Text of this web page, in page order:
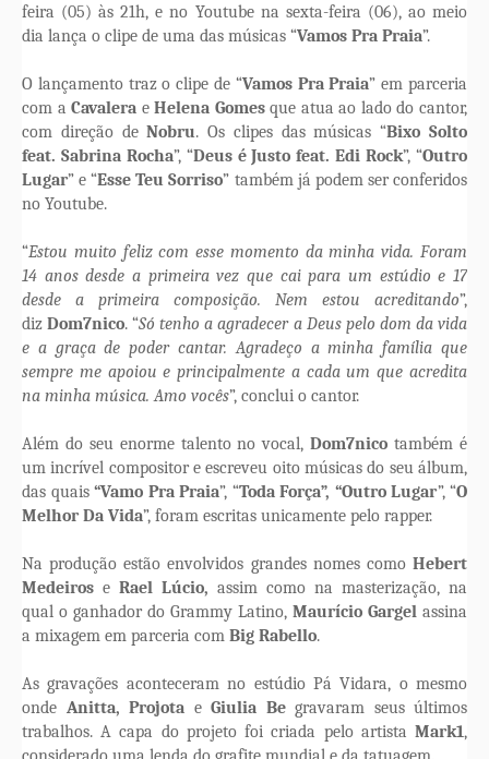
feira (05) às 21h, e no Youtube na sexta-feira (06), ao meio
dia lança o clipe de uma das músicas “Vamos Pra Praia”.
O lançamento traz o clipe de “Vamos Pra Praia” em parceria
com a Cavalera e Helena Gomes que atua ao lado do cantor,
com direção de Nobru. Os clipes das músicas “Bixo Solto
feat. Sabrina Rocha”, “Deus é Justo feat. Edi Rock”, “Outro
Lugar” e “Esse Teu Sorriso” também já podem ser conferidos
no Youtube.
“Estou muito feliz com esse momento da minha vida. Foram
14 anos desde a primeira vez que cai para um estúdio e 17
desde a primeira composição. Nem estou acreditando”,
diz Dom7nico. “Só tenho a agradecer a Deus pelo dom da vida
e a graça de poder cantar. Agradeço a minha família que
sempre me apoiou e principalmente a cada um que acredita
na minha música. Amo vocês”, conclui o cantor.
Além do seu enorme talento no vocal, Dom7nico também é
um incrível compositor e escreveu oito músicas do seu álbum,
das quais “Vamo Pra Praia”, “Toda Força”, “Outro Lugar”, “O
Melhor Da Vida”, foram escritas unicamente pelo rapper.
Na produção estão envolvidos grandes nomes como Hebert
Medeiros e Rael Lúcio, assim como na masterização, na
qual o ganhador do Grammy Latino, Maurício Gargel assina
a mixagem em parceria com Big Rabello.
As gravações aconteceram no estúdio Pá Vidara, o mesmo
onde Anitta, Projota e Giulia Be gravaram seus últimos
trabalhos. A capa do projeto foi criada pelo artista Mark1,